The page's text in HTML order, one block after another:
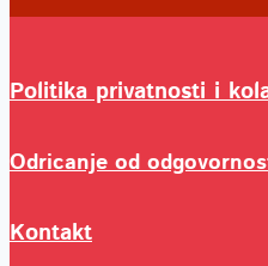
Politika privatnosti i
Odricanje od
Kontakt